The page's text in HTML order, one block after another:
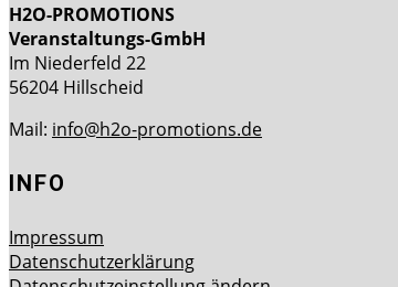
H2O-PROMOTIONS
Veranstaltungs-GmbH
Im Niederfeld 22
56204 Hillscheid
Mail: info@h2o-promotions.de
INFO
Impressum
Datenschutzerklärung